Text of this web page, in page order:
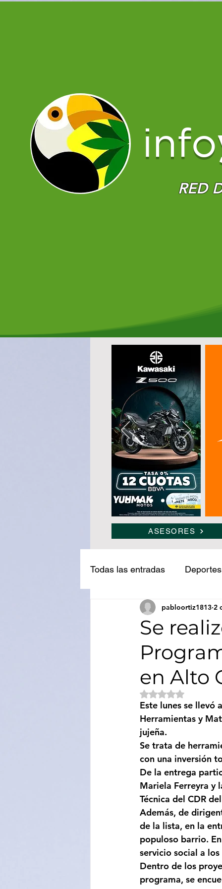
info
RED
ASESORES
Todas las entradas Deportes
Narcotráfico Ledesma
Medio ambiente
Sociedad Educación
Categoría sin título
Se
en Alto
pabloortiz1813 2
Obtuvo NaN de 5
Este lunes se llevó
Herramientas y
jujeña.
Se trata de
con una inversión
De la entrega
Mariela Ferreyra y
Técnica del CDR
Además, de
de la lista, en la
populoso barrio.
servicio social a
Dentro de los
programa, se